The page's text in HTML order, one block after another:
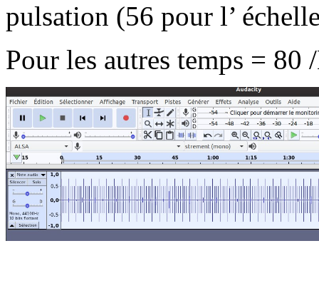
pulsation (56 pour l’
Pour les autres temps =